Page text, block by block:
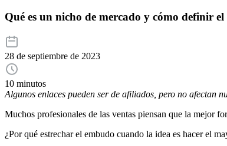
Qué es un nicho de mercado y cómo definir el
28 de septiembre de 2023
10 minutos
Algunos enlaces pueden ser de afiliados, pero no afectan
Muchos profesionales de las ventas piensan que la mejor
¿Por qué estrechar el embudo cuando la idea es hacer el